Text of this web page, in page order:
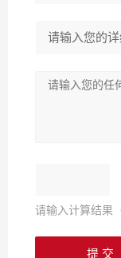
请输入计算结果